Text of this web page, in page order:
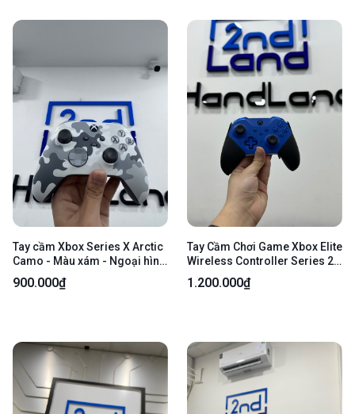
Tay cầm Xbox Series X Arctic
Camo - Màu xám - Ngoại hình
97% - Ố vàng nhẹ - Kèm box,
kèm dây
900.000₫
Tay Cầm Chơi Game Xbox Elite
Wireless Controller Series 2 -
Màu xanh - Ngoại hình 97% -
Mất miếng nhựa chỗ 4 hướng
1.200.000₫